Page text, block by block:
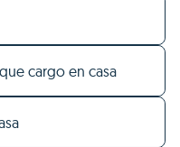
cargo en casa